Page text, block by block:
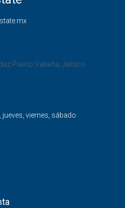
Puerto Vallarta, Jalisco
viernes, sábado